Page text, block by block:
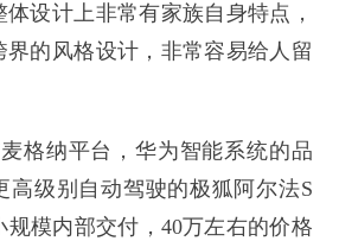
设计上非常有家族自身特点，
界的风格设计，非常容易给人留
格纳平台，华为智能系统的品
高级别自动驾驶的极狐阿尔法S
模内部交付，40万左右的价格